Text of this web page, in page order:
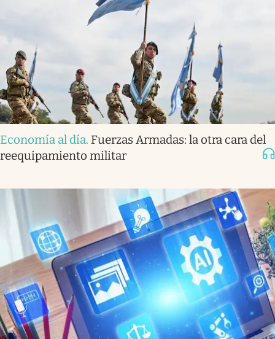
Economía al día. Fuerzas Armadas: la otra cara del
reequipamiento militar